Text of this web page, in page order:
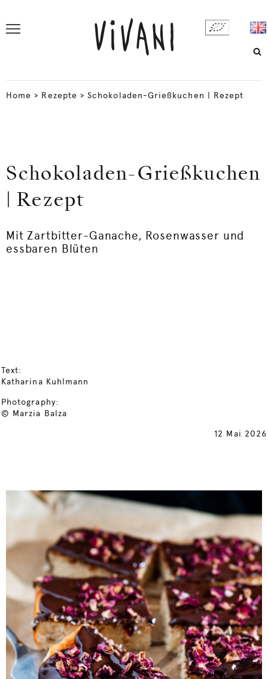
Home > Rezepte >Schokoladen-Grießkuchen | Rezept
Schokoladen-Grießkuchen
| Rezept
Mit Zartbitter-Ganache, Rosenwasser und
essbaren Blüten
Text:
Katharina Kuhlmann
Photography:
© Marzia Balza
12 Mai 2026